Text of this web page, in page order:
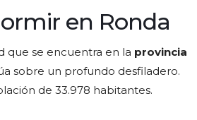
en Ronda
que se encuentra en la provincia
sobre un profundo desfiladero.
de 33.978 habitantes.